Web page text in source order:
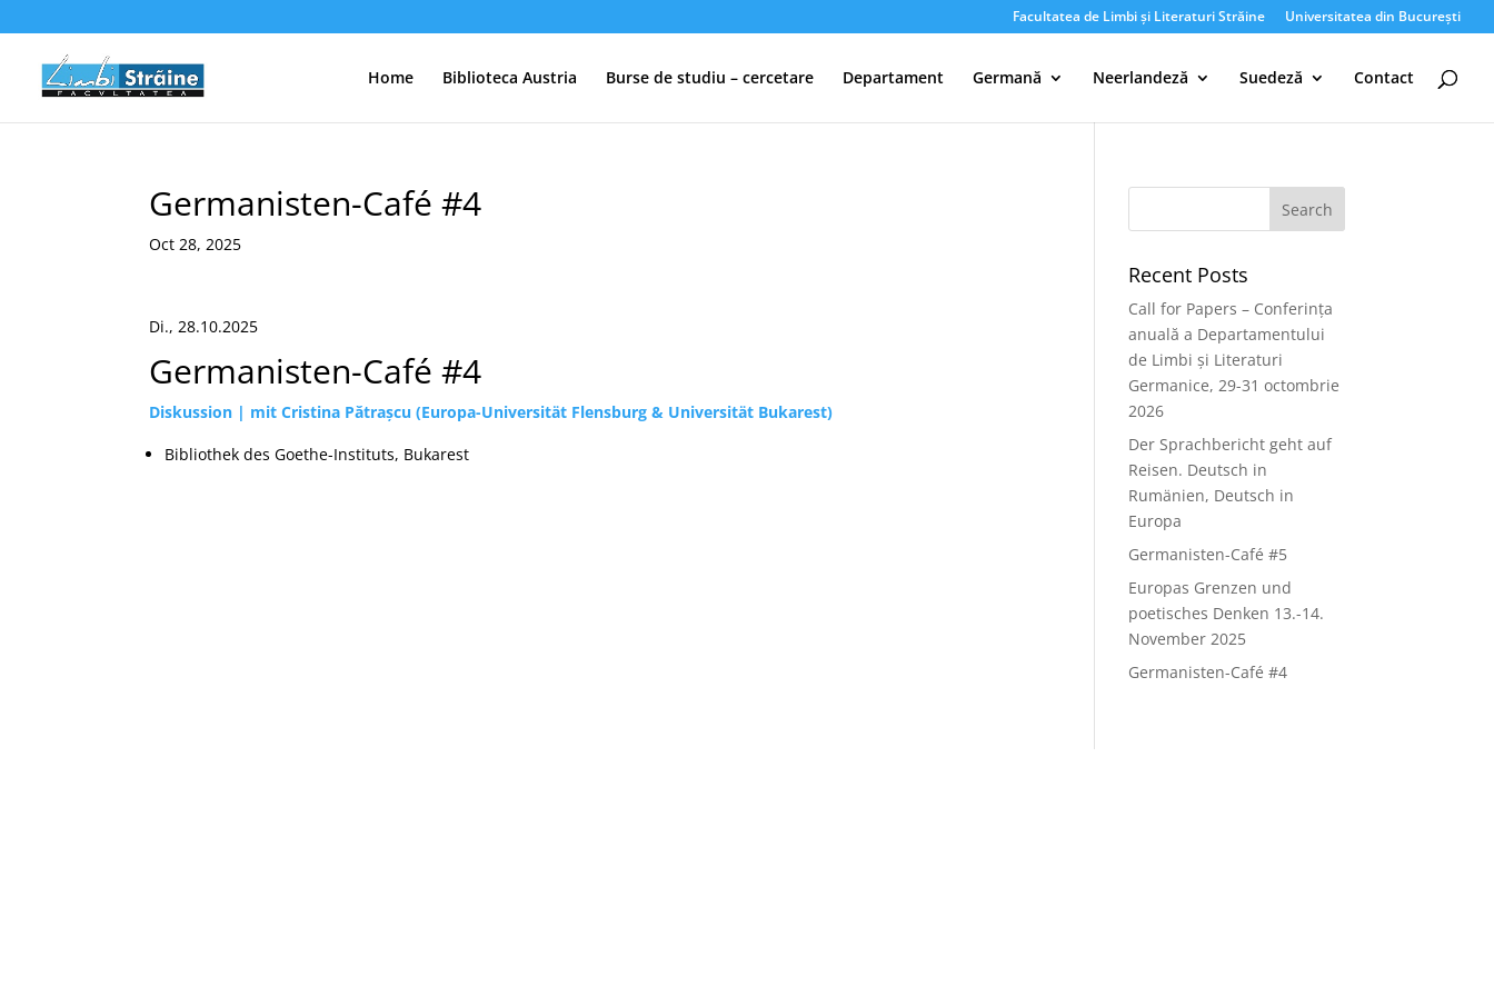
Facultatea de Limbi și Literaturi Străine Universitatea din București
Home Biblioteca Austria Burse de studiu – cercetare Departament Germană Neerlandeză Suedeză Contact
Germanisten-Café #4
Oct 28, 2025
Di., 28.10.2025
Germanisten-Café #4
Diskussion | mit Cristina Pătrașcu (Europa-Universität Flensburg & Universität Bukarest)
Bibliothek des Goethe-Instituts, Bukarest
Recent Posts
Call for Papers – Conferința
anuală a Departamentului
de Limbi și Literaturi
Germanice, 29-31 octombrie
2026
Der Sprachbericht geht auf
Reisen. Deutsch in
Rumänien, Deutsch in
Europa
Germanisten-Café #5
Europas Grenzen und
poetisches Denken 13.-14.
November 2025
Germanisten-Café #4